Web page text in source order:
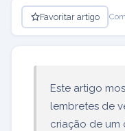
Favoritar artigo
Este artigo
lembretes de
criação de um